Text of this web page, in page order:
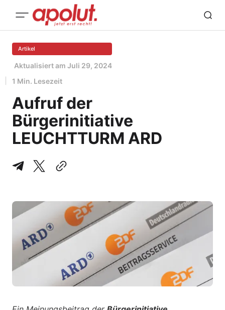
Artikel
Aktualisiert am Juli 29, 2024
1 Min. Lesezeit
Aufruf der
Bürgerinitiative
LEUCHTTURM ARD